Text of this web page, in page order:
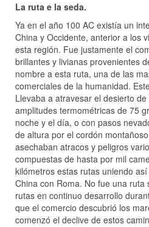
La ruta e la seda.
Ya en el año 100 AC existía un
China y Occidente, anterior a los
esta región. Fue justamente el
brillantes y livianas provenientes
nombre a esta ruta, una de las
comerciales de la humanidad.
Llevaba a atravesar el desierto
amplitudes termométricas de 75
noche y el día, o con pasos
de altura por el cordón
asechaban atracos y peligros
compuestas de hasta por mil
kilómetros estas rutas uniendo así
China con Roma. No fue una
rutas en continuo desarrollo
que el comercio descubrió los
comenzó el declive de estos